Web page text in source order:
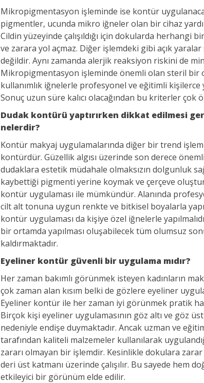
Mikropigmentasyon işleminde ise kontür
pigmentler, ucunda mikro iğneler olan bir cihaz
Cildin yüzeyinde çalışıldığı için dokularda herhangi
ve zarara yol açmaz. Diğer işlemdeki gibi açık
değildir. Aynı zamanda alerjik reaksiyon riskini de
Mikropigmentasyon işleminde önemli olan steril bir
kullanımlık iğnelerle profesyonel ve eğitimli kişilerce
Sonuç uzun süre kalıcı olacağından bu kriterler çok
Dudak kontürü yaptırırken dikkat edilmesi
nelerdir?
Kontür makyaj uygulamalarında diğer bir trend
kontürdür. Güzellik algısı üzerinde son derece
dudaklara estetik müdahale olmaksızın dolgunluk
kaybettiği pigmenti yerine koymak ve çerçeve
kontür uygulaması ile mümkündür. Alanında
cilt alt tonuna uygun renkte ve bitkisel boyalarla
kontür uygulaması da kişiye özel iğnelerle
bir ortamda yapılması oluşabilecek tüm olumsuz
kaldırmaktadır.
Eyeliner kontür güvenli bir uygulama mıdır?
Her zaman bakımlı görünmek isteyen kadınların
çok zaman alan kısım belki de gözlere eyeliner
Eyeliner kontür ile her zaman iyi görünmek pratik
Birçok kişi eyeliner uygulamasının göz altı ve göz
nedeniyle endişe duymaktadır. Ancak uzman ve
tarafından kaliteli malzemeler kullanılarak
zararı olmayan bir işlemdir. Kesinlikle dokulara
deri üst katmanı üzerinde çalışılır. Bu sayede hem
etkileyici bir görünüm elde edilir.